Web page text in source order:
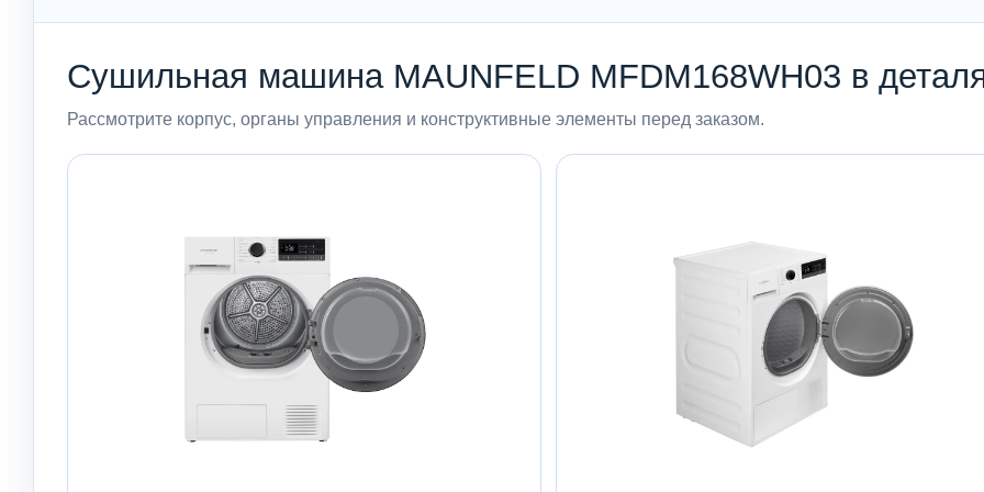
Сушильная машина MAUNFELD MFDM168WH03 в
Рассмотрите корпус, органы управления и конструктивные элементы перед заказом.